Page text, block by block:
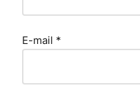
E-mail *